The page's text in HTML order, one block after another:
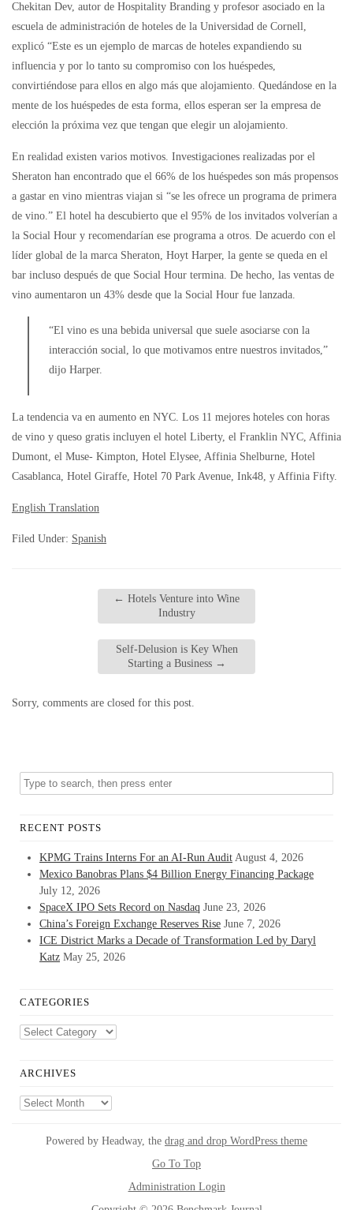
Chekitan Dev, autor de Hospitality Branding y profesor asociado en la
escuela de administración de hoteles de la Universidad de Cornell,
explicó “Este es un ejemplo de marcas de hoteles expandiendo su
influencia y por lo tanto su compromiso con los huéspedes,
convirtiéndose para ellos en algo más que alojamiento. Quedándose en la
mente de los huéspedes de esta forma, ellos esperan ser la empresa de
elección la próxima vez que tengan que elegir un alojamiento.
En realidad existen varios motivos. Investigaciones realizadas por el
Sheraton han encontrado que el 66% de los huéspedes son más propensos
a gastar en vino mientras viajan si “se les ofrece un programa de primera
de vino.” El hotel ha descubierto que el 95% de los invitados volverían a
la Social Hour y recomendarían ese programa a otros. De acuerdo con el
líder global de la marca Sheraton, Hoyt Harper, la gente se queda en el
bar incluso después de que Social Hour termina. De hecho, las ventas de
vino aumentaron un 43% desde que la Social Hour fue lanzada.
“El vino es una bebida universal que suele asociarse con la
interacción social, lo que motivamos entre nuestros invitados,”
dijo Harper.
La tendencia va en aumento en NYC. Los 11 mejores hoteles con horas
de vino y queso gratis incluyen el hotel Liberty, el Franklin NYC, Affinia
Dumont, el Muse- Kimpton, Hotel Elysee, Affinia Shelburne, Hotel
Casablanca, Hotel Giraffe, Hotel 70 Park Avenue, Ink48, y Affinia Fifty.
English Translation
Filed Under: Spanish
← Hotels Venture into Wine
Industry
Self-Delusion is Key When
Starting a Business →
Sorry, comments are closed for this post.
RECENT POSTS
KPMG Trains Interns For an AI-Run Audit August 4, 2026
Mexico Banobras Plans $4 Billion Energy Financing Package
July 12, 2026
SpaceX IPO Sets Record on Nasdaq June 23, 2026
China’s Foreign Exchange Reserves Rise June 7, 2026
ICE District Marks a Decade of Transformation Led by Daryl
Katz May 25, 2026
CATEGORIES
Categories
ARCHIVES
Archives
Powered by Headway, the drag and drop WordPress theme
Go To Top
Administration Login